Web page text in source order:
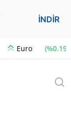
İNDİR
Euro (%0.19)